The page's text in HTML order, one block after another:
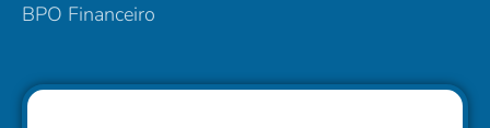
BPO Financeiro